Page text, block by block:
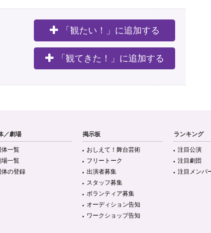
「観たい！」に追加する
「観てきた！」に追加する
／劇場
体一覧
場一覧
体の登録
掲示板
おしえて！舞台芸術
フリートーク
出演者募集
スタッフ募集
ボランティア募集
オーディション告知
ワークショップ告知
ランキング
注目公演
注目劇団
注目メンバ